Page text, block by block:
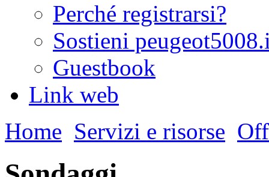
Perché registrarsi?
Sostieni
Guestbook
Link web
Home Servizi e risorse